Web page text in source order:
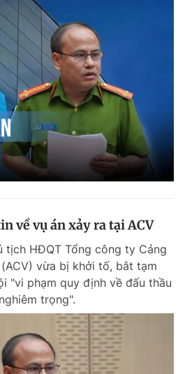
về vụ án xảy ra tại ACV
tịch HĐQT Tổng công ty Cảng
vừa bị khởi tố, bắt tạm
"vi phạm quy định về đấu thầu
trọng".